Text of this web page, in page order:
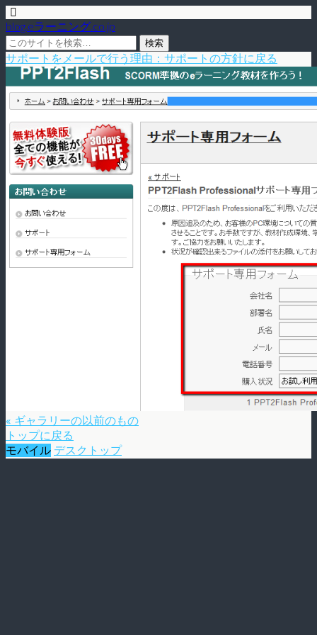
blog.eラーニング.co.jp
サポートをメールで行う理由：サポートの方針に戻る
« ギャラリーの以前のもの
トップに戻る
モバイル デスクトップ